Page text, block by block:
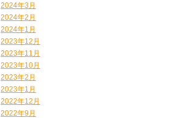
2024年3月
2024年2月
2024年1月
2023年12月
2023年11月
2023年10月
2023年2月
2023年1月
2022年12月
2022年9月